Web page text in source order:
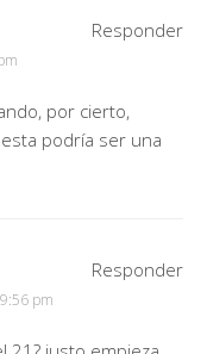
por cierto,
podría ser una
Responder
pm
Responder